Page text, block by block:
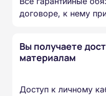
договоре, к нему
Вы получаете
материалам
Доступ к личному